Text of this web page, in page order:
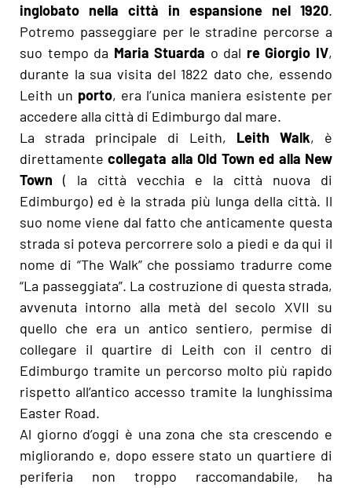
inglobato nella città in espansione nel 1920.
Potremo passeggiare per le stradine percorse a
suo tempo da Maria Stuarda o dal re Giorgio IV,
durante la sua visita del 1822 dato che, essendo
Leith un porto, era l’unica maniera esistente per
accedere alla città di Edimburgo dal mare.
La strada principale di Leith, Leith Walk, è
direttamentecollegata alla Old Town ed alla New
Town ( la città vecchia e la città nuova di
Edimburgo) ed è la strada più lunga della città. Il
suo nome viene dal fatto che anticamente questa
strada si poteva percorrere solo a piedi e da qui il
nome di “The Walk” che possiamo tradurre come
“La passeggiata”. La costruzione di questa strada,
avvenuta intorno alla metà del secolo XVII su
quello che era un antico sentiero, permise di
collegare il quartire di Leith con il centro di
Edimburgo tramite un percorso molto più rapido
rispetto all’antico accesso tramite la lunghissima
Easter Road.
Al giorno d’oggi è una zona che sta crescendo e
migliorando e, dopo essere stato un quartiere di
periferia non troppo raccomandabile, ha